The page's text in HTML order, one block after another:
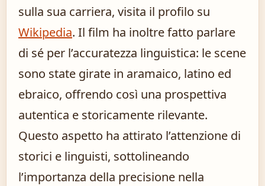
sulla sua carriera, visita il profilo su
Wikipedia. Il film ha inoltre fatto parlare
di sé per l’accuratezza linguistica: le scene
sono state girate in aramaico, latino ed
ebraico, offrendo così una prospettiva
autentica e storicamente rilevante.
Questo aspetto ha attirato l’attenzione di
storici e linguisti, sottolineando
l’importanza della precisione nella